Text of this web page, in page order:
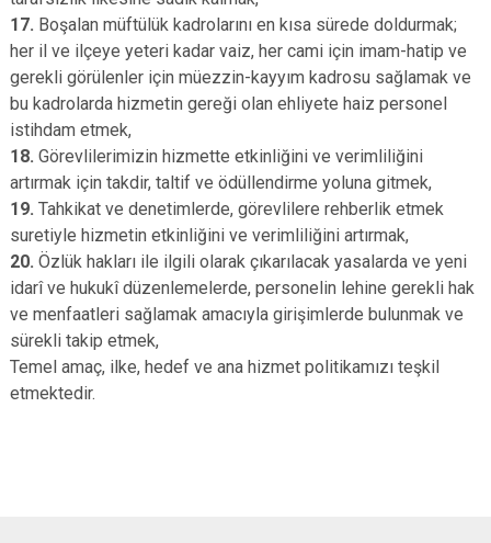
17. Boşalan müftülük kadrolarını en kısa sürede doldurmak;
her il ve ilçeye yeteri kadar vaiz, her cami için imam-hatip ve
gerekli görülenler için müezzin-kayyım kadrosu sağlamak ve
bu kadrolarda hizmetin gereği olan ehliyete haiz personel
istihdam etmek,
18. Görevlilerimizin hizmette etkinliğini ve verimliliğini
artırmak için takdir, taltif ve ödüllendirme yoluna gitmek,
19. Tahkikat ve denetimlerde, görevlilere rehberlik etmek
suretiyle hizmetin etkinliğini ve verimliliğini artırmak,
20. Özlük hakları ile ilgili olarak çıkarılacak yasalarda ve yeni
idarî ve hukukî düzenlemelerde, personelin lehine gerekli hak
ve menfaatleri sağlamak amacıyla girişimlerde bulunmak ve
sürekli takip etmek,
Temel amaç, ilke, hedef ve ana hizmet politikamızı teşkil
etmektedir.